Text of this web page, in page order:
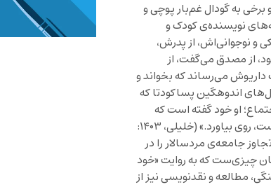
برخی به گودال غم‌بار پوچی و
نویسنده‌ی کودک و
و نوجوانی‌اش، از پدرش،
از مصدق می‌گفت، از
می‌رساند که بخواند و
را تمام کرده بود که به تبریز رفتند. سال ۱۳۳۵ بود، سال‌های اندوهگین پساکودتا که
او خود گفته است که
همین موضوع باعث شده به ادبیات انقلابی و چریکی، که هدفش عدالت‌خواهی‌ است، روی بیاورد.» (خلیلی، ۱۴۰۳:
جامعه‌ی مردسالار را در
چیزی‌ست که به روایت «خود
مطالعه و نقدنویسی نیز از